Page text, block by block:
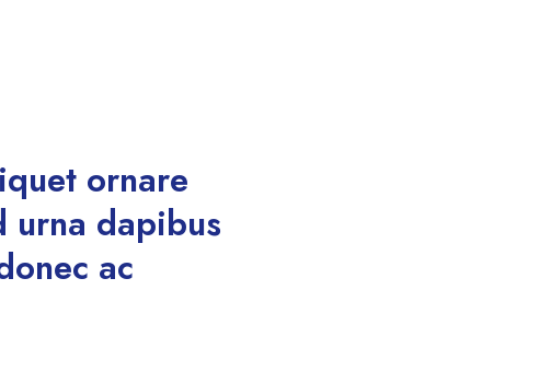
ornare
urna dapibus
ac